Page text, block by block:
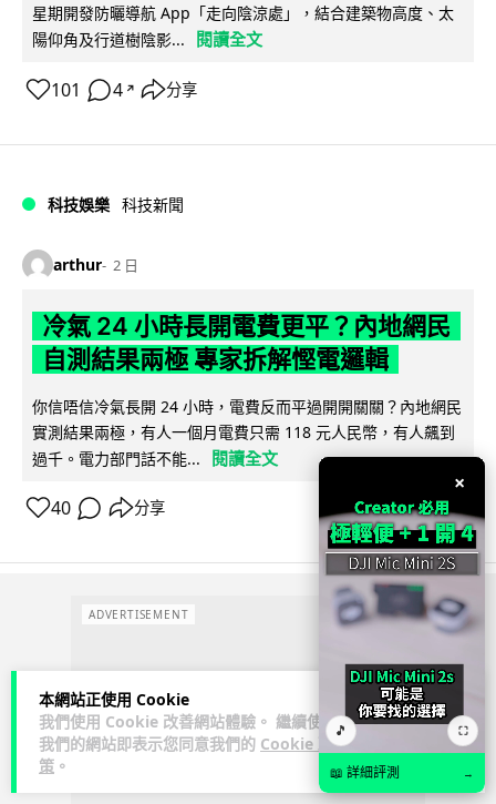
本網站正使用 Cookie
我們使用 Cookie 改善網站體驗。 繼續使用
我們的網站即表示您同意我們的 Cookie 政
策 。
星期開發防曬導航 App「走向陰涼處」，結合建築物高度、太
陽仰角及行道樹陰影...
閱讀全文
101 4 ↗ 分享
科技娛樂 科技新聞
arthur 2 日
冷氣 24 小時長開電費更平？內地網民
自測結果兩極 專家拆解慳電邏輯
你信唔信冷氣長開 24 小時，電費反而平過開開關關？內地網民
實測結果兩極，有人一個月電費只需 118 元人民幣，有人飆到
過千。電力部門話不能...
閱讀全文
40 分享
ADVERTISEMENT
×
🎵 ⛶
📖 詳細評測 →